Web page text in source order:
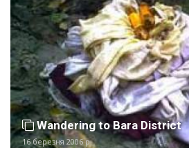
Wandering to Bara District
16 березня 2006 р.